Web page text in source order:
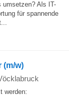
umsetzen? Als IT-
für spannende
(m/w)
werden: